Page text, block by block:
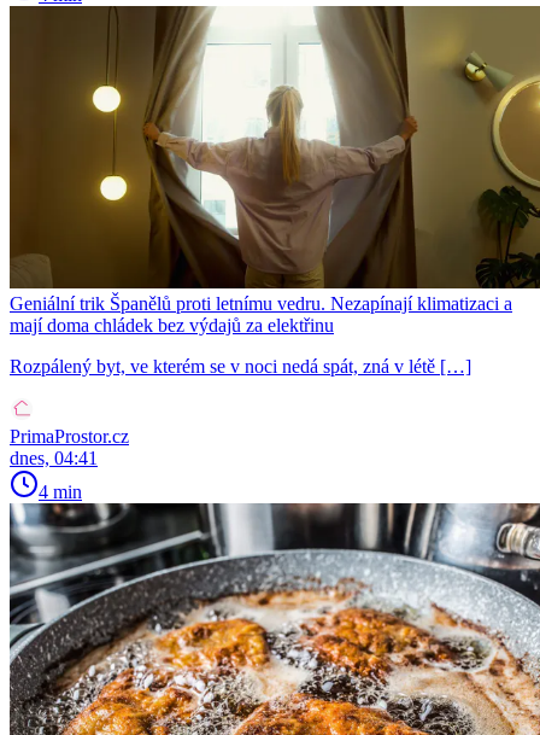
Geniální trik Španělů proti letnímu vedru. Nezapínají klimatizaci a
mají doma chládek bez výdajů za elektřinu
Rozpálený byt, ve kterém se v noci nedá spát, zná v létě […]
PrimaProstor.cz
dnes, 04:41
4 min